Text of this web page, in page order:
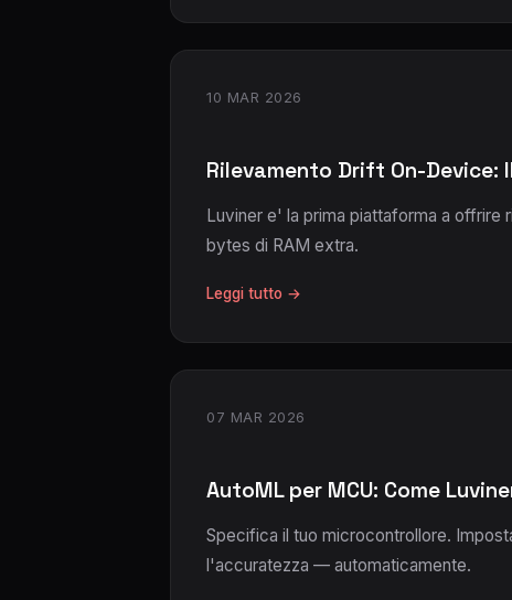
10 MAR 2026
Rilevamento Drift On-Device:
Luviner e' la prima piattaforma a offrire
bytes di RAM extra.
Leggi tutto →
07 MAR 2026
AutoML per MCU: Come
Specifica il tuo microcontrollore.
l'accuratezza — automaticamente.